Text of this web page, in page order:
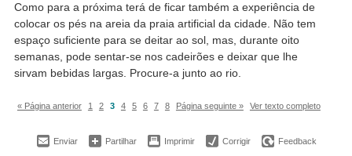
Como para a próxima terá de ficar também a experiência de
colocar os pés na areia da praia artificial da cidade. Não tem
espaço suficiente para se deitar ao sol, mas, durante oito
semanas, pode sentar-se nos cadeirões e deixar que lhe
sirvam bebidas largas. Procure-a junto ao rio.
« Página anterior 1 2 3 4 5 6 7 8 Página seguinte » Ver texto completo
Enviar Partilhar Imprimir Corrigir Feedback